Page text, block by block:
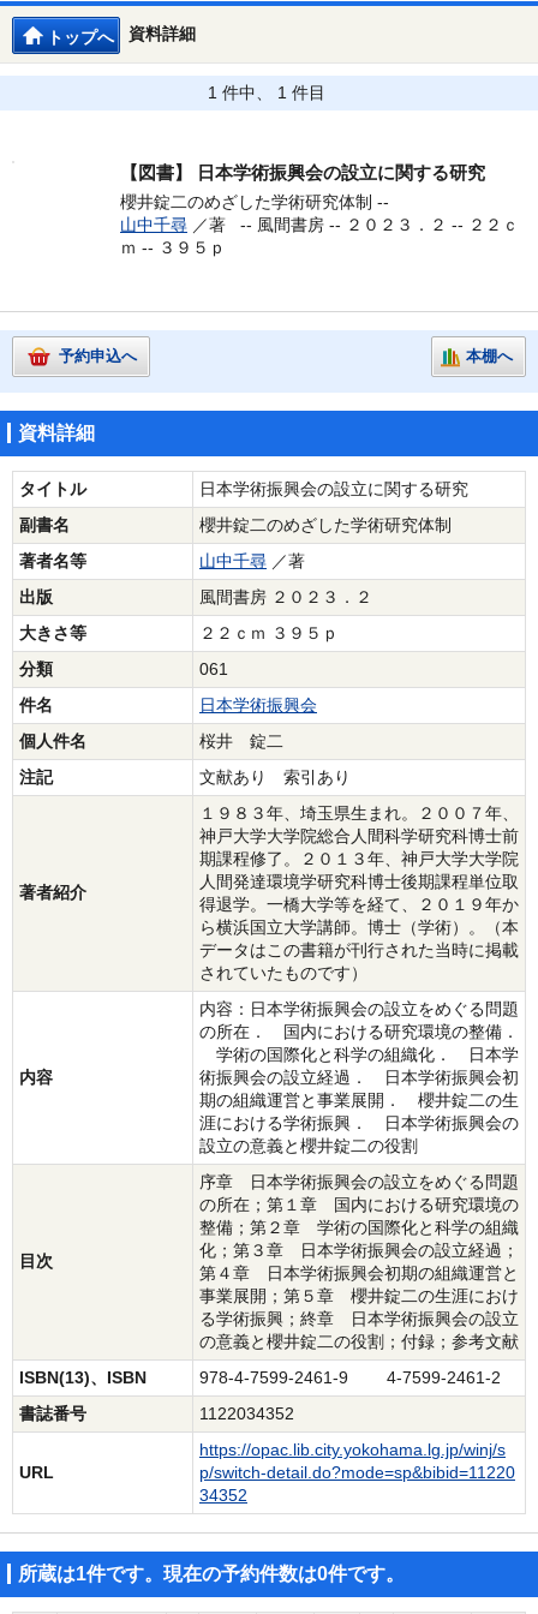
資料詳細
トップへ
1 件中、 1 件目
【図書】 日本学術振興会の設立に関する研究
櫻井錠二のめざした学術研究体制 --
山中千尋 ／著 -- 風間書房 -- ２０２３．２ -- ２２ｃ
ｍ -- ３９５ｐ
予約申込へ 本棚へ
資料詳細
タイトル
日本学術振興会の設立に関する研究
副書名
櫻井錠二のめざした学術研究体制
著者名等
山中千尋 ／著
出版
風間書房 ２０２３．２
大きさ等
２２ｃｍ ３９５ｐ
分類
061
件名
日本学術振興会
個人件名
桜井 錠二
注記
文献あり 索引あり
著者紹介
１９８３年、埼玉県生まれ。２００７年、
神戸大学大学院総合人間科学研究科博士前
期課程修了。２０１３年、神戸大学大学院
人間発達環境学研究科博士後期課程単位取
得退学。一橋大学等を経て、２０１９年か
ら横浜国立大学講師。博士（学術）。（本
データはこの書籍が刊行された当時に掲載
されていたものです）
内容
内容：日本学術振興会の設立をめぐる問題
の所在． 国内における研究環境の整備．
学術の国際化と科学の組織化． 日本学
術振興会の設立経過． 日本学術振興会初
期の組織運営と事業展開． 櫻井錠二の生
涯における学術振興． 日本学術振興会の
設立の意義と櫻井錠二の役割
目次
序章 日本学術振興会の設立をめぐる問題
の所在；第１章 国内における研究環境の
整備；第２章 学術の国際化と科学の組織
化；第３章 日本学術振興会の設立経過；
第４章 日本学術振興会初期の組織運営と
事業展開；第５章 櫻井錠二の生涯におけ
る学術振興；終章 日本学術振興会の設立
の意義と櫻井錠二の役割；付録；参考文献
ISBN(13)、ISBN
978-4-7599-2461-9 4-7599-2461-2
書誌番号
1122034352
URL
https://opac.lib.city.yokohama.lg.jp/winj/s
p/switch-detail.do?mode=sp&bibid=11220
34352
所蔵は1件です。現在の予約件数は0件です。